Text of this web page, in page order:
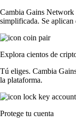
Cambia Gains Network
simplificada. Se aplican
Explora cientos de
Tú eliges. Cambia
la plataforma.
Protege tu cuenta